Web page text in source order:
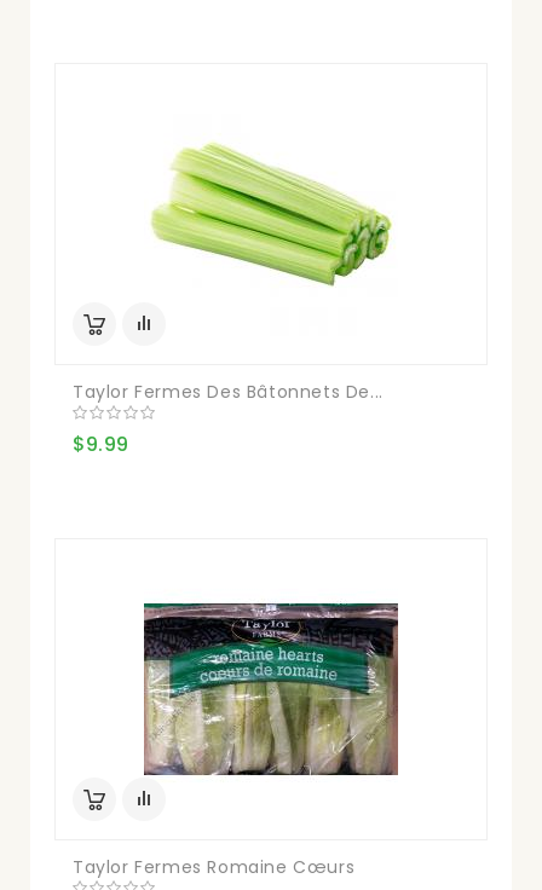
Taylor Fermes Des Bâtonnets De...
$9.99
Taylor Fermes Romaine Cœurs